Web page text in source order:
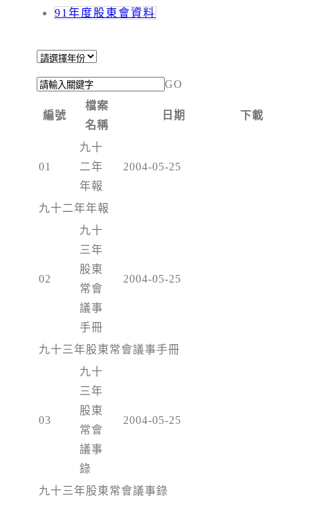
91年度股東會資料
GO
編號
檔案
名稱
日期 下載
01
九十
二年
年報
2004-05-25
九十二年年報
02
九十
三年
股東
常會
議事
手冊
2004-05-25
九十三年股東常會議事手冊
03
九十
三年
股東
常會
議事
錄
2004-05-25
九十三年股東常會議事錄